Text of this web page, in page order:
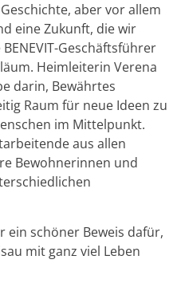
aber vor allem
eine Zukunft, die wir
Geschäftsführer
Heimleiterin Verena
darin, Bewährtes
Raum für neue Ideen zu
im Mittelpunkt.
aus allen
Bewohnerinnen und
ein schöner Beweis dafür,
mit ganz viel Leben